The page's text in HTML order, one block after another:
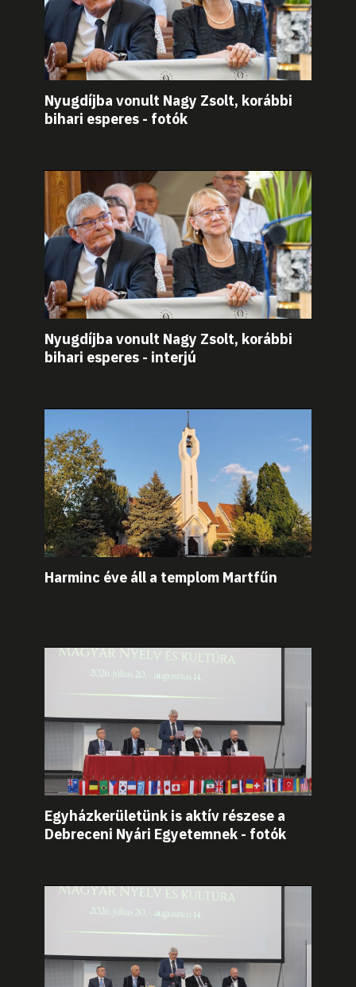
Nyugdíjba vonult Nagy Zsolt, korábbi
bihari esperes - fotók
Nyugdíjba vonult Nagy Zsolt, korábbi
bihari esperes - interjú
Harminc éve áll a templom Martfűn
Egyházkerületünk is aktív részese a
Debreceni Nyári Egyetemnek - fotók